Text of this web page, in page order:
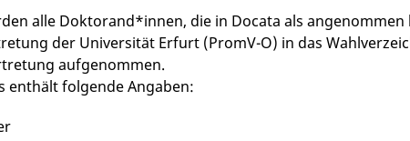
alle Doktorand*innen, die in Docata als
der Universität Erfurt (PromV-O) in das
aufgenommen.
enthält folgende Angaben: